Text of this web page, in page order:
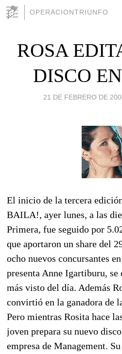
OPERACIONTRIUNFO
ROSA
DISCO
21 DE FEBRERO DE
El inicio de la tercera
BAILA!, ayer lunes, a las
Primera, fue seguido por
que aportaron un share del
ocho nuevos concursantes
presenta Anne Igartiburu,
más visto del día. Además
convirtió en la ganadora de
Pero mientras Rosita hace
joven prepara su nuevo
empresa de Management.